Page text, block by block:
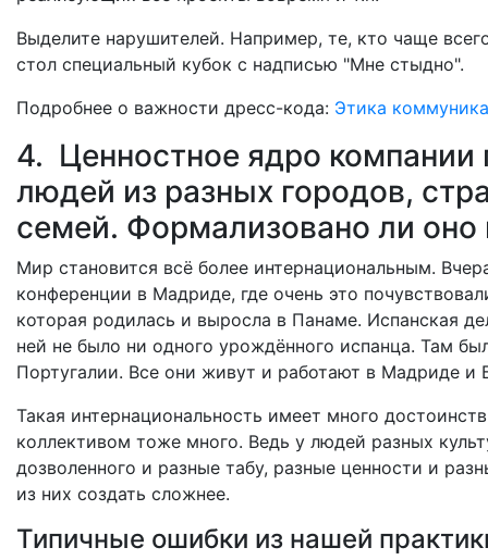
Выделите нарушителей. Например, те, кто чаще
стол специальный кубок с надписью "Мне стыдно".
Подробнее о важности дресс-кода: Этика
4. Ценностное ядро компании
людей из разных городов,
семей. Формализовано ли оно
Мир становится всё более интернациональным.
конференции в Мадриде, где очень это
которая родилась и выросла в Панаме. Испанская
ней не было ни одного урождённого испанца. Там
Португалии. Все они живут и работают в Мадриде и
Такая интернациональность имеет много
коллективом тоже много. Ведь у людей разных
дозволенного и разные табу, разные ценности и
из них создать сложнее.
Типичные ошибки из нашей